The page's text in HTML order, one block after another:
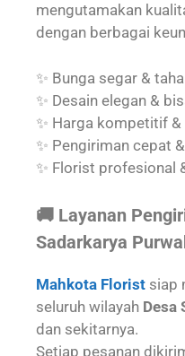
mengutamakan
dengan berbagai
✨ Bunga segar &
✨ Desain elegan &
✨ Harga kompetitif
✨ Pengiriman cepat
✨ Florist profesional
🚚 Layanan
Sadarkarya
Mahkota Florist siap
seluruh wilayah Desa
dan sekitarnya.
Setiap pesanan